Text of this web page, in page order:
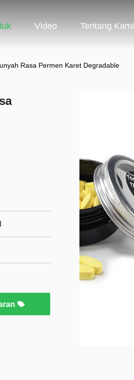
Video Tentang Kami
Rasa Permen Karet Degradable